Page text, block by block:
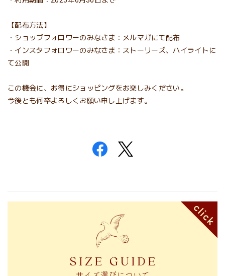
【配布方法】
・ショップフォロワーのみなさま：メルマガにて配布
・インスタフォロワーのみなさま：ストーリーズ、ハイライトに
て公開
この機会に、お得にショッピングをお楽しみください。
今後とも何卒よろしくお願い申し上げます。